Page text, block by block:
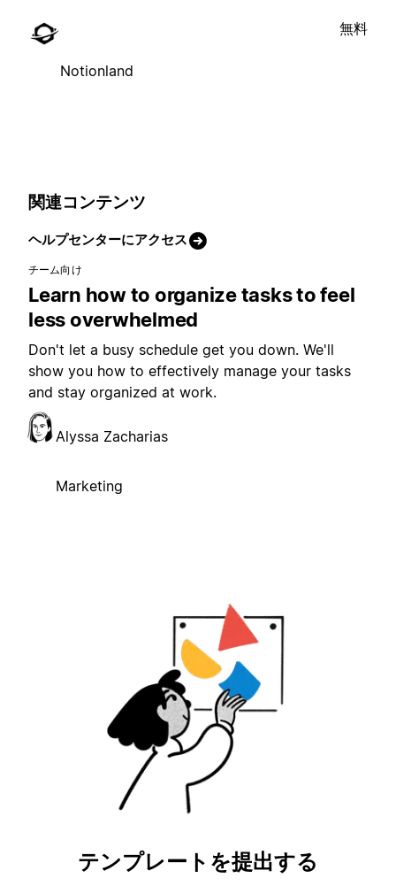
Notionland
無料
関連コンテンツ
ヘルプセンターにアクセス
チーム向け
Learn how to organize tasks to feel
less overwhelmed
Don't let a busy schedule get you down. We'll
show you how to effectively manage your tasks
and stay organized at work.
Alyssa Zacharias
Marketing
テンプレートを提出する